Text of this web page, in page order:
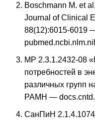
Boschmann M. et
Journal of Clinical
88(12):6015-6019
МР 2.3.1.2432-08
потребностей в
различных групп
РАМН —
СанПиН